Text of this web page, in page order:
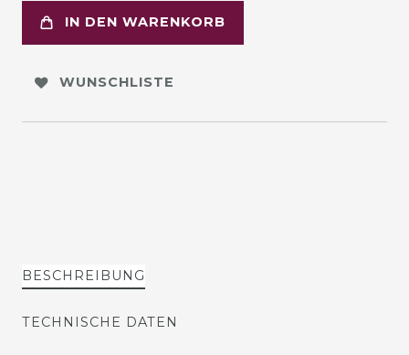
IN DEN WARENKORB
WUNSCHLISTE
BESCHREIBUNG
TECHNISCHE DATEN